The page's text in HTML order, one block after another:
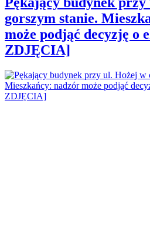
gorszym stanie.
może podjąć decyzję o
ZDJĘCIA]